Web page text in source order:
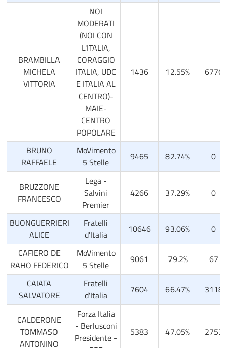
BRAMBILLA
MICHELA
VITTORIA
NOI
MODERATI
(NOI CON
L'ITALIA,
CORAGGIO
ITALIA, UDC
E ITALIA AL
CENTRO)-
MAIE-
CENTRO
POPOLARE
1436 12.55% 6776
BRUNO
RAFFAELE
MoVimento
5 Stelle
9465 82.74% 0
BRUZZONE
FRANCESCO
Lega -
Salvini
Premier
4266 37.29% 0
BUONGUERRIERI
ALICE
Fratelli
d'Italia
10646 93.06%
0
CAFIERO DE
RAHO FEDERICO
MoVimento
5 Stelle
9061 79.2%
67
CAIATA
SALVATORE
Fratelli
d'Italia
7604 66.47% 3118
CALDERONE
TOMMASO
ANTONINO
Forza Italia
- Berlusconi
Presidente -
5383 47.05% 2753